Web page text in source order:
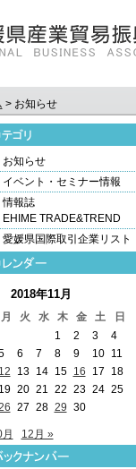
> お知らせ
お知らせ
イベント・セミナー情報
情報誌
EHIME TRADE&TREND
愛媛県国際取引企業リスト
2018年11月
月 火 水 木 金 土
日
1
2 3
4
6 7 8 9 10
11
12
13 14 15 16 17
18
19 20 21 22 23 24 25
27 28 29 30
12月 »